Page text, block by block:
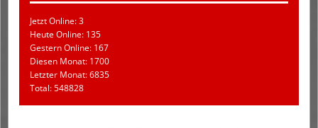
Jetzt Online: 3
Heute Online: 135
Gestern Online: 167
Diesen Monat: 1700
Letzter Monat: 6835
Total: 548828